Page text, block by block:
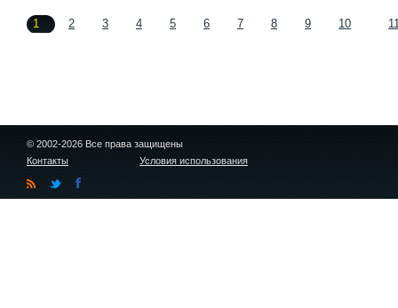
1 2 3 4 5 6 7 8 9 10
© 2002-2026 Все права защищены
Контакты
Условия использования